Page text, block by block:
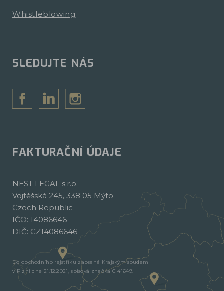
Whistleblowing
SLEDUJTE NÁS
FAKTURAČNÍ ÚDAJE
NEST LEGAL s.r.o.
Vojtěšská 245, 338 05 Mýto
Czech Republic
IČO: 14086646
DIČ: CZ14086646
Do obchodního rejstříku zapsaná Krajským soudem
v Plzni dne 21.12.2021, spisová značka C 41649.